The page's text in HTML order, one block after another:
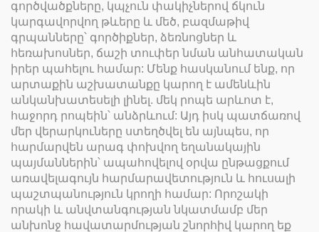
գործվածքները, կպչուն փակիչներով ճկուն
կարգավորվող թևերը և մեծ, բազմաթիվ
գրպանները՝ գործիքներ, ձեռնոցներ և
հեռախոսներ, ճաշի տուփեր նման անհատական
իրեր պահելու համար: Մենք հասկանում ենք, որ
արտաքին աշխատանքը կարող է ամենևին
անկանխատեսելի լինել. մեկ րոպե արևոտ է,
հաջորդ րոպեին՝ անձրևում: Այդ իսկ պատճառով
մեր վերարկուները ստեղծվել են այնպես, որ
հարմարվեն արագ փոխվող եղանակային
պայմաններին՝ ապահովելով օրվա ընթացքում
առավելագույն հարմարավետություն և հուսալի
պաշտպանություն կրողի համար: Որոշակի
որակի և անվտանգության նկատմամբ մեր
անխոնջ հավատարմության շնորհիվ կարող եք